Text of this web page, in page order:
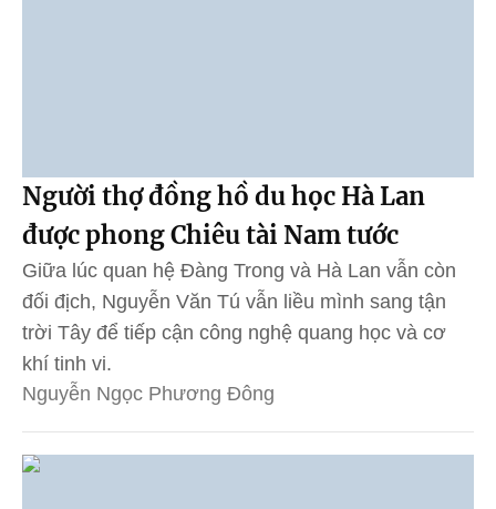
Người thợ đồng hồ du học Hà Lan
được phong Chiêu tài Nam tước
Giữa lúc quan hệ Đàng Trong và Hà Lan vẫn còn
đối địch, Nguyễn Văn Tú vẫn liều mình sang tận
trời Tây để tiếp cận công nghệ quang học và cơ
khí tinh vi.
Nguyễn Ngọc Phương Đông